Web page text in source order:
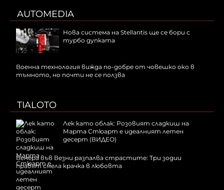
AUTOMEDIA
Нова система на Stellantis ще се бори с
турбо дупката
Военна технология вижда по-добре от човешко око в
тъмното, но почти не се ползва
TIALOTO
Лек като облак: Розовият сладкиш на
Марта Стюарт е идеалният летен
десерт (ВИДЕО)
Венера във Везни разпалва страстите: Три зодии
правят смела крачка в любовта